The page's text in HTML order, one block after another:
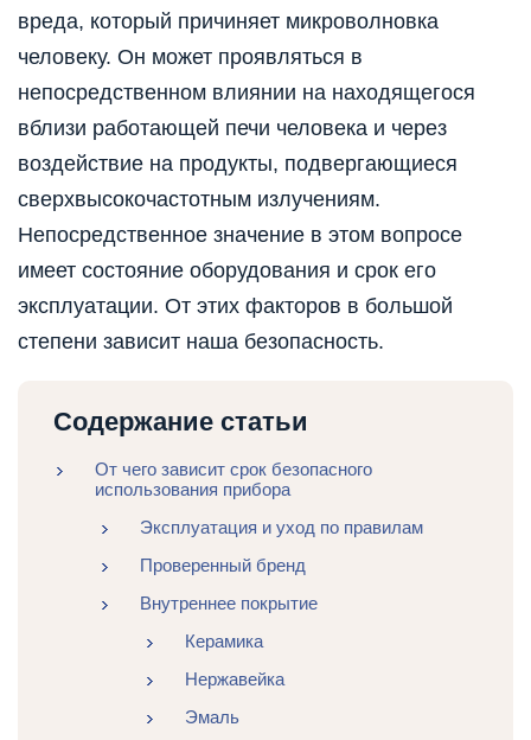
вреда, который причиняет микроволновка
человеку. Он может проявляться в
непосредственном влиянии на находящегося
вблизи работающей печи человека и через
воздействие на продукты, подвергающиеся
сверхвысокочастотным излучениям.
Непосредственное значение в этом вопросе
имеет состояние оборудования и срок его
эксплуатации. От этих факторов в большой
степени зависит наша безопасность.
Содержание статьи
От чего зависит срок безопасного
использования прибора
Эксплуатация и уход по правилам
Проверенный бренд
Внутреннее покрытие
Керамика
Нержавейка
Эмаль